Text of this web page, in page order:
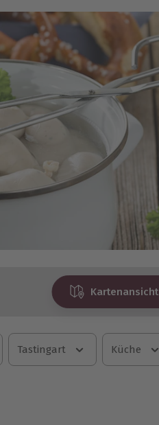
Kartenansicht
Tastingart Küche